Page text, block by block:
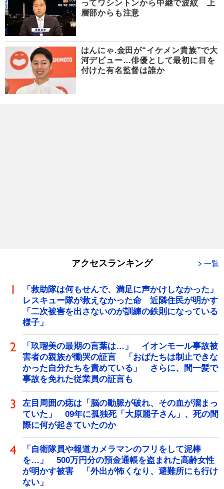
ってワシントンから中継で波紋 上
層部からも注意
はんにゃ.金田が“イケメン貴族”で大
河デビュー…俳優として最初に目を
付けた有名監督は誰か
アクセスランキング 一覧
「救助隊は何もせんで、満足に声かけしなかった」
レスキュー隊が救えなかった命 近隣住民が明かす
「二次被害を出さないのが訓練の鉄則になっている
様子」
「玖瑠美の最期の言葉は…」 イオンモール事故被
害者の親族が慟哭の証言 「おばたちは制止できな
かった自分たちを責めている」 さらに、間一髪で
事故を免れた従業員の証言も
左目周囲の痣は「脳の動脈が破れ、その血が溜まっ
ていた」 09年に孤独死「大原麗子さん」、死の間
際に何が起きていたのか
「自衛隊員や報道カメラマンのフリをして泥棒
を…」 500万円分の預金通帳を盗まれた高齢女性
が明かす被害 「外出が怖くなり、避難所にも行け
ない」